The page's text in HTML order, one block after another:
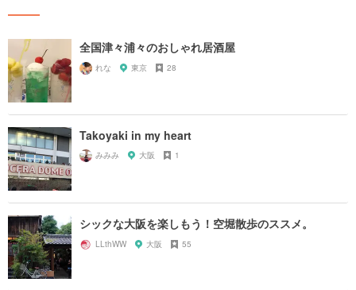
全国津々浦々のおしゃれ居酒屋
れな 東京 28
Takoyaki in my heart
みみみ 大阪 1
シックな大阪を楽しもう！空堀散歩のススメ。
LLthWW 大阪 55